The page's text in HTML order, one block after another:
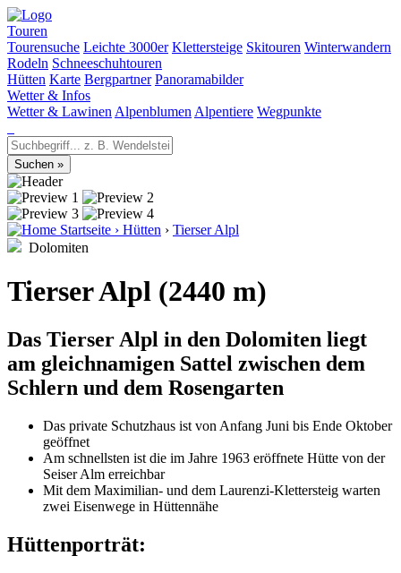
Touren
Tourensuche Leichte 3000er Klettersteige Skitouren Winterwandern
Rodeln Schneeschuhtouren
Hütten Karte Bergpartner Panoramabilder
Wetter & Infos
Wetter & Lawinen Alpenblumen Alpentiere Wegpunkte
Startseite › Hütten › Tierser Alpl
Dolomiten
Tierser Alpl (2440 m)
Das Tierser Alpl in den Dolomiten liegt
am gleichnamigen Sattel zwischen dem
Schlern und dem Rosengarten
Das private Schutzhaus ist von Anfang Juni bis Ende Oktober
geöffnet
Am schnellsten ist die im Jahre 1963 eröffnete Hütte von der
Seiser Alm erreichbar
Mit dem Maximilian- und dem Laurenzi-Klettersteig warten
zwei Eisenwege in Hüttennähe
Hüttenporträt: